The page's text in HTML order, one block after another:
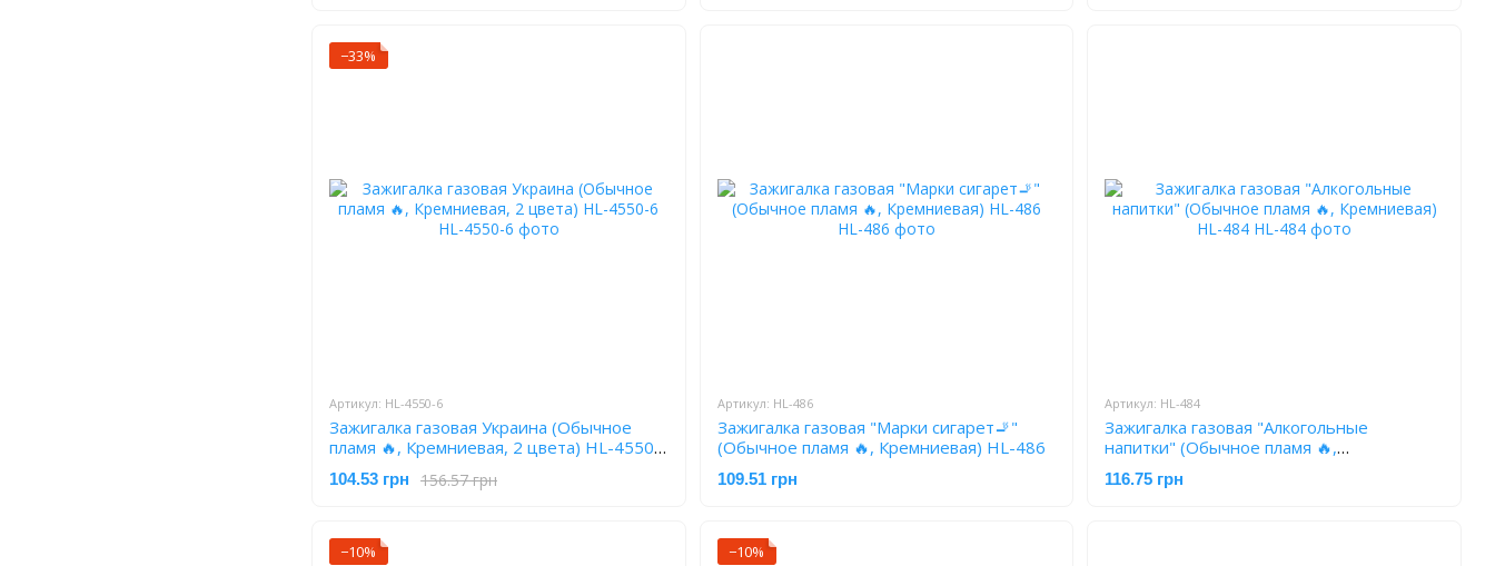
−33%
Артикул: HL-4550-6
Зажигалка газовая Украина (Обычное
пламя 🔥, Кремниевая, 2 цвета) HL-4550-
6
156.57 грн
104.53 грн
Артикул: HL-486
Зажигалка газовая "Марки сигарет🚬"
(Обычное пламя 🔥, Кремниевая) HL-486
109.51 грн
Артикул: HL-484
Зажигалка газовая "Алкогольные
напитки" (Обычное пламя 🔥,
Кремниевая) HL-484
116.75 грн
−10% −10%